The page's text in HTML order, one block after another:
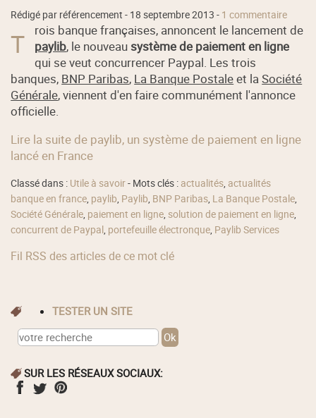
Rédigé par référencement - 18 septembre 2013 - 1 commentaire
T
rois banque françaises, annoncent le lancement de
paylib, le nouveau système de paiement en ligne
qui se veut concurrencer Paypal. Les trois
banques, BNP Paribas, La Banque Postaleet laSociété
Générale, viennent d'en faire communément l'annonce
officielle.
Lire la suite de paylib, un système de paiement en ligne
lancé en France
Classé dans : Utile à savoir- Mots clés : actualités, actualités
banque en france, paylib, Paylib, BNP Paribas, La Banque Postale,
Société Générale, paiement en ligne, solution de paiement en ligne,
concurrent de Paypal , portefeuille électronque, Paylib Services
Fil RSS des articles de ce mot clé
TESTER UN SITE
SUR LES RÉSEAUX SOCIAUX: